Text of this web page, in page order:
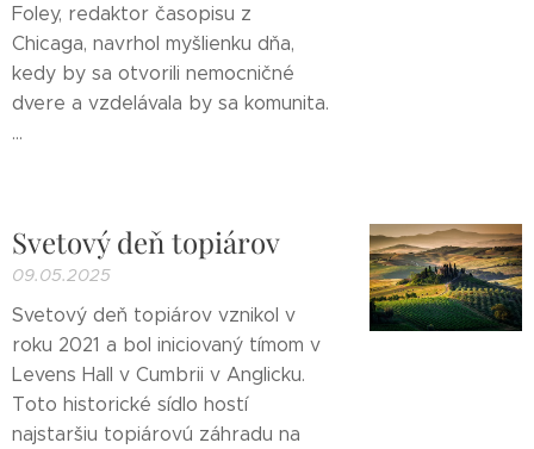
Foley, redaktor časopisu z
Chicaga, navrhol myšlienku dňa,
kedy by sa otvorili nemocničné
dvere a vzdelávala by sa komunita.
...
Svetový deň topiárov
09.05.2025
Svetový deň topiárov vznikol v
roku 2021 a bol iniciovaný tímom v
Levens Hall v Cumbrii v Anglicku.
Toto historické sídlo hostí
najstaršiu topiárovú záhradu na